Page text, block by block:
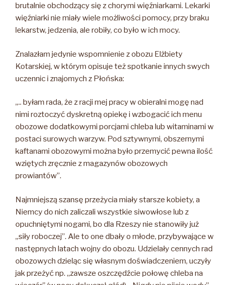
brutalnie obchodzący się z chorymi więźniarkami. Lekarki
więźniarki nie miały wiele możliwości pomocy, przy braku
lekarstw, jedzenia, ale robiły, co było w ich mocy.
Znalazłam jedynie wspomnienie z obozu Elżbiety
Kotarskiej, w którym opisuje też spotkanie innych swych
uczennic i znajomych z Płońska:
„.. byłam rada, że z racji mej pracy w obieralni mogę nad
nimi roztoczyć dyskretną opiekę i wzbogacić ich menu
obozowe dodatkowymi porcjami chleba lub witaminami w
postaci surowych warzyw. Pod sztywnymi, obszernymi
kaftanami obozowymi można było przemycić pewna ilość
wziętych zręcznie z magazynów obozowych
prowiantów”.
Najmniejszą szansę przeżycia miały starsze kobiety, a
Niemcy do nich zaliczali wszystkie siwowłose lub z
opuchniętymi nogami, bo dla Rzeszy nie stanowiły już
„siły roboczej”. Ale to one dbały o młode, przybywające w
następnych latach wojny do obozu. Udzielały cennych rad
obozowych dzieląc się własnym doświadczeniem, uczyły
jak przeżyć np. „zawsze oszczędźcie połowę chleba na